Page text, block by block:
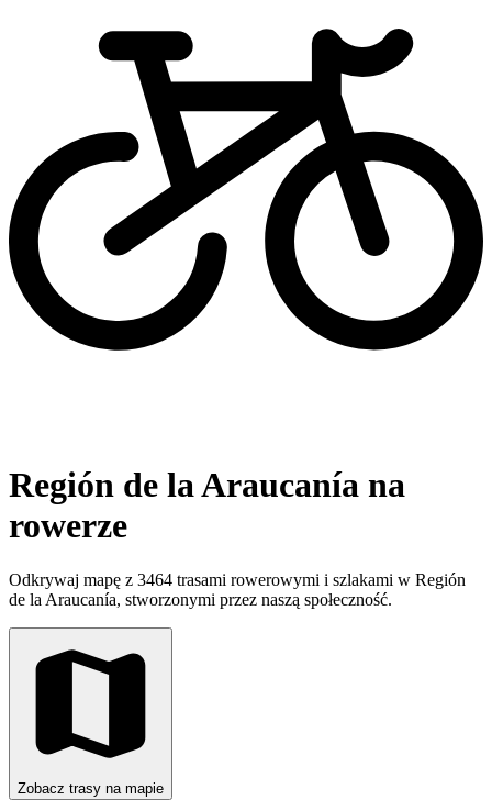
Región de la Araucanía na
rowerze
Odkrywaj mapę z 3464 trasami rowerowymi i szlakami w Región
de la Araucanía, stworzonymi przez naszą społeczność.
Zobacz trasy na mapie